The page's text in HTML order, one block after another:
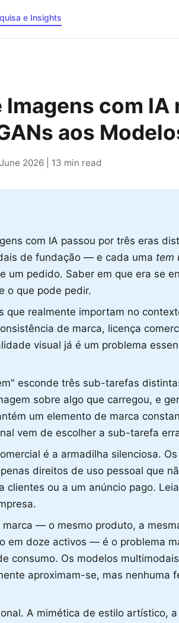
e Insights
Imagens com IA
aos
2026 | 13 min read
com IA passou por três eras
de fundação — e cada uma tem
um pedido. Saber em que era se
o que pode pedir.
que realmente importam no
de marca, licença
visual já é um problema
esconde três sub-tarefas
sobre algo que carregou, e
um elemento de marca
vem de escolher a sub-tarefa
é a armadilha silenciosa.
direitos de uso pessoal que
clientes ou a um anúncio pago.
— o mesmo produto, a
em doze activos — é o problema
consumo. Os modelos
aproximam-se, mas nenhuma
A mimética de estilo artístico,